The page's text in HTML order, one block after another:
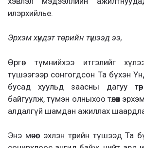
илэрхийлье.
Эрхэм хүндэт төрийн түшээд ээ,
Өргөн түмнийхээ итгэлийг
түшээгээр сонгогдсон Та бүхэн
бусад хуульд заасны дагуу
байгуулж, түмэн олныхоо төлөөх
алдалгүй шамдан ажиллах
Энэ мөчөөс эхлэн төрийн түшээд Та